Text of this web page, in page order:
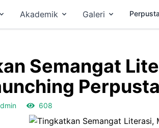
Akademik Galeri
Semangat
608